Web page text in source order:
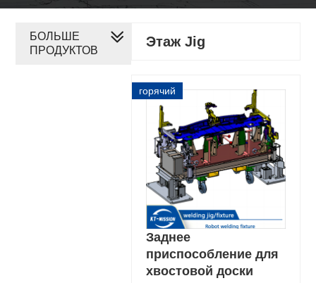
Этаж Jig
горячий
Заднее
приспособление для
хвостовой доски
БОЛЬШЕ
ПРОДУКТОВ